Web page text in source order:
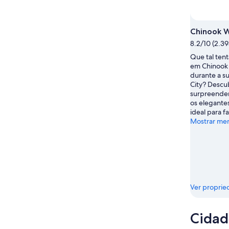
ago.
-
9
de
ago.
14
de
ago.
-
16
de
ago.
Chinook
8.2/10
Que tal
em
durante a
City?
os
ideal para
Mostrar
Ver